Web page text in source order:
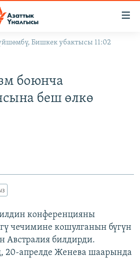
Бишкек убактысы 11:02
боюнча
беш өлкө
конференцияны
чечимине кошулганын бүгүн
Австралия билдирди.
20-апрелде Женева шаарында